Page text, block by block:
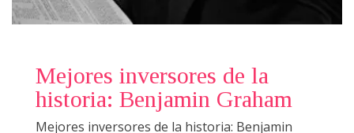
Mejores inversores de la
historia: Benjamin Graham
Mejores inversores de la historia: Benjamin